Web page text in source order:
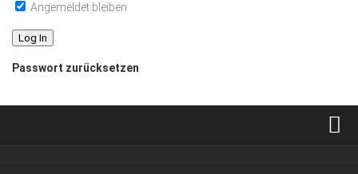
Angemeldet bleiben
Passwort zurücksetzen